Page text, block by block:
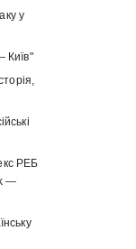
у
Київ"
РЕБ
—